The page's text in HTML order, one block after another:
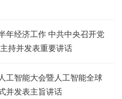
年经济工作 中共中央召开党
持并发表重要讲话
工智能大会暨人工智能全球
并发表主旨讲话